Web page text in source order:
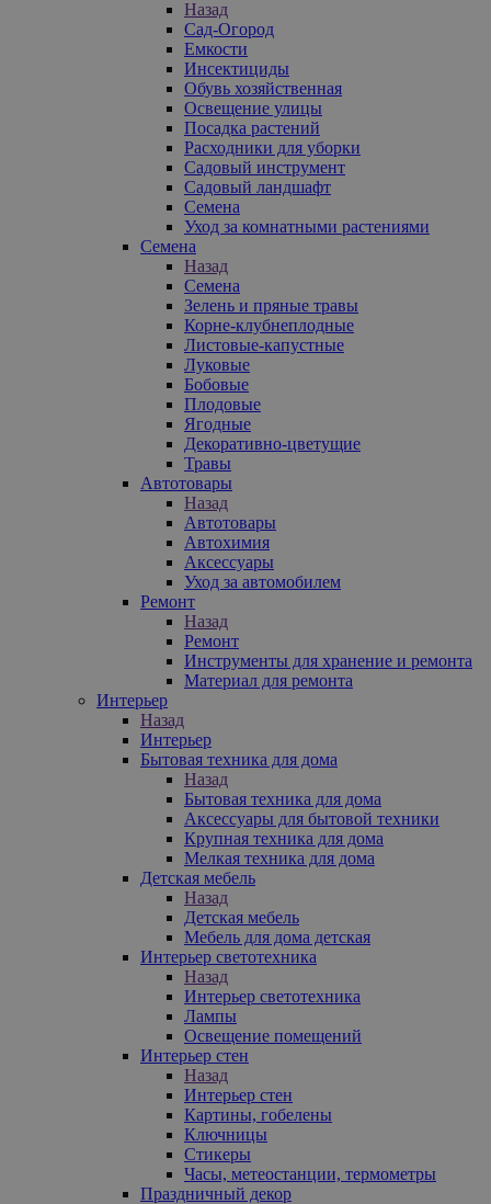
Назад
Сад-Огород
Емкости
Инсектициды
Обувь хозяйственная
Освещение улицы
Посадка растений
Расходники для уборки
Садовый инструмент
Садовый ландшафт
Семена
Уход за комнатными растениями
Семена
Назад
Семена
Зелень и пряные травы
Корне-клубнеплодные
Листовые-капустные
Луковые
Бобовые
Плодовые
Ягодные
Декоративно-цветущие
Травы
Автотовары
Назад
Автотовары
Автохимия
Аксессуары
Уход за автомобилем
Ремонт
Назад
Ремонт
Инструменты для хранение и ремонта
Материал для ремонта
Интерьер
Назад
Интерьер
Бытовая техника для дома
Назад
Бытовая техника для дома
Аксессуары для бытовой техники
Крупная техника для дома
Мелкая техника для дома
Детская мебель
Назад
Детская мебель
Мебель для дома детская
Интерьер светотехника
Назад
Интерьер светотехника
Лампы
Освещение помещений
Интерьер стен
Назад
Интерьер стен
Картины, гобелены
Ключницы
Стикеры
Часы, метеостанции, термометры
Праздничный декор